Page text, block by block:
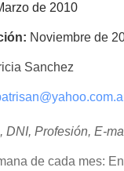
de 2010
Noviembre de
Sanchez
DNI, Profesión, E-
de cada mes: